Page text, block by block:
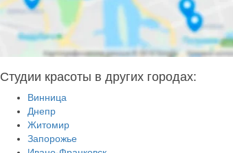
Студии красоты в других городах:
Винница
Днепр
Житомир
Запорожье